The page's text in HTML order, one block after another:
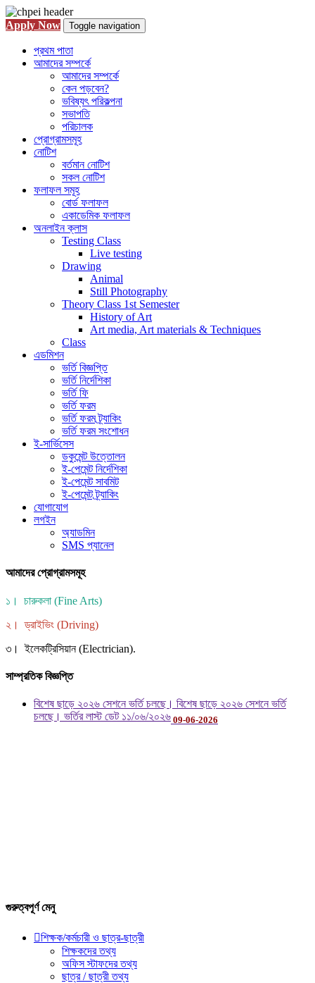
Apply Now Toggle navigation
প্রথম পাতা
আমাদের সম্পর্কে
আমাদের সম্পর্কে
কেন পড়বেন?
ভবিষ্যৎ পরিকল্পনা
সভাপতি
পরিচালক
প্রোগ্রামসমূহ
নোটিশ
বর্তমান নোটিশ
সকল নোটিশ
ফলাফল সমূহ
বোর্ড ফলাফল
একাডেমিক ফলাফল
অনলাইন ক্লাস
Testing Class
Live testing
Drawing
Animal
Still Photography
Theory Class 1st Semester
History of Art
Art media, Art materials & Techniques
Class
এডমিশন
ভর্তি বিজ্ঞপ্তি
ভর্তি নির্দেশিকা
ভর্তি ফি
ভর্তি ফরম
ভর্তি ফরম ট্র্যাকিং
ভর্তি ফরম সংশোধন
ই-সার্ভিসেস
ডকুমেন্ট উত্তোলন
ই-পেমেন্ট নির্দেশিকা
ই-পেমেন্ট সাবমিট
ই-পেমেন্ট ট্র্যাকিং
যোগাযোগ
লগইন
অ্যাডমিন
SMS প্যানেল
আমাদের প্রোগ্রামসমূহ
১। চারুকলা (Fine Arts)
২। ড্রাইভিং (Driving)
৩। ইলেকট্রিসিয়ান (Electrician).
সাম্প্রতিক বিজ্ঞপ্তি
বিশেষ ছাড়ে ২০২৬ সেশনে ভর্তি চলছে। বিশেষ ছাড়ে ২০২৬ সেশনে ভর্তি
চলছে। ভর্তির লাস্ট ডেট ১১/০৬/২০২৬ 09-06-2026
গুরুত্বপূর্ণ মেনু
শিক্ষক/কর্মচারী ও ছাত্র-ছাত্রী
শিক্ষকদের তথ্য
অফিস স্টাফদের তথ্য
ছাত্র / ছাত্রী তথ্য